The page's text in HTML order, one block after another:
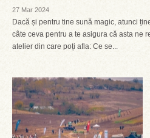
27 Mar 2024
Dacă și pentru tine sună magic, atunci
câte ceva pentru a te asigura că asta ne
atelier din care poți afla: Ce se...